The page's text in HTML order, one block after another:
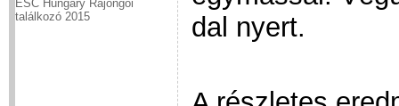
ESC Hungary Rajongói
találkozó 2015
dal nyert.